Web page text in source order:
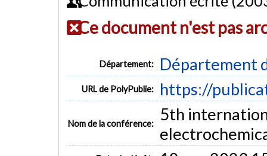
Ce document n'est pas
Département: Département
URL de PolyPublie: https://
Nom de la conférence:
5th